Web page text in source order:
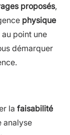
proposés,
physique
point une
démarquer
la faisabilité
analyse